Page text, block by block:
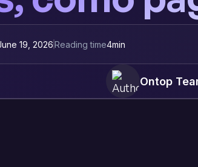
19, 2026Reading time4min
Ontop